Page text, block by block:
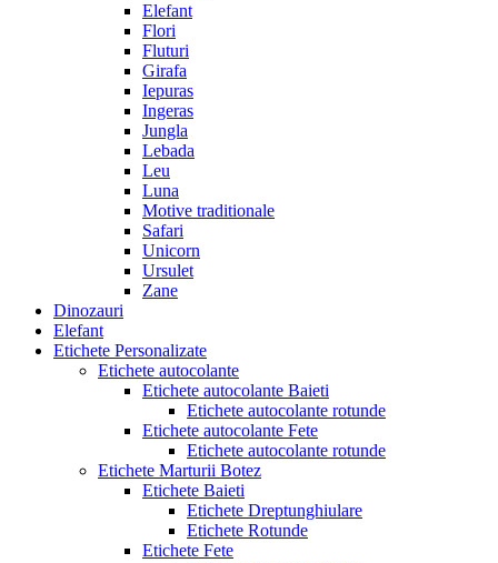
Elefant
Flori
Fluturi
Girafa
Iepuras
Ingeras
Jungla
Lebada
Leu
Luna
Motive traditionale
Safari
Unicorn
Ursulet
Zane
Dinozauri
Elefant
Etichete Personalizate
Etichete autocolante
Etichete autocolante Baieti
Etichete autocolante rotunde
Etichete autocolante Fete
Etichete autocolante rotunde
Etichete Marturii Botez
Etichete Baieti
Etichete Dreptunghiulare
Etichete Rotunde
Etichete Fete